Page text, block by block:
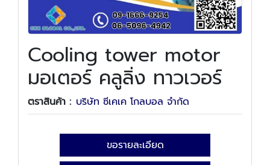
Cooling tower motor
มอเตอร์ คลูลิ่ง ทาวเวอร์
ตราสินค้า : บริษัท ซีเคเค โกลบอล จำกัด
ขอรายละเอียด